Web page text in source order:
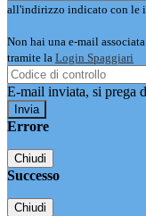
all'indirizzo indicato con le
Non hai una e-mail
tramite la Login Spaggiari
E-mail inviata, si prega
Errore
Chiudi
Successo
Chiudi